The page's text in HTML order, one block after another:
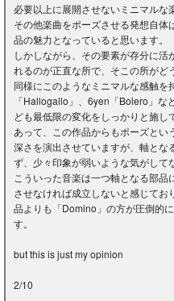
必要以上に展開させないミニマルな
その他楽曲をポーズさせる発想自
品の魅力となっていると思います。
しかしながら、その要素が存分に
れるのが正直な所で、そこの所がど
同様にこのようなミニマルな感触
「Hallogallo」、6yen「Bolero」な
ども最低限の変化をしっかりと施
あって、この作品からもポーズと
深さを演出させていますが、軸と
ず、少々印象が弱いような気がして
こういった音楽は一つ軸となる部
させなければ成立しないと感じて
品よりも「Domino」の方が圧倒的
す。
but this is just my opinion
2/10